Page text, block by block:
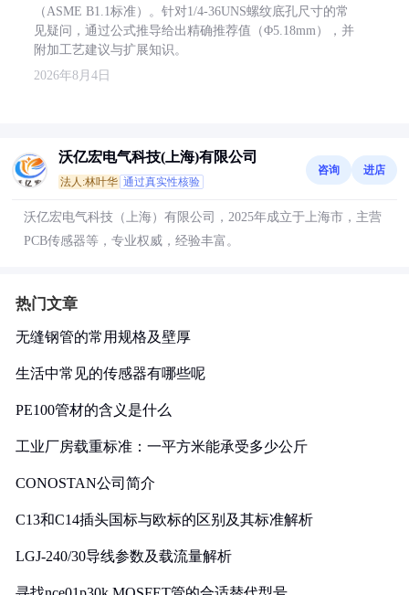
（ASME B1.1标准）。针对1/4-36UNS螺纹底孔尺寸的常
见疑问，通过公式推导给出精确推荐值（Φ5.18mm），并
附加工艺建议与扩展知识。
2026年8月4日
沃亿宏电气科技(上海)有限公司
法人:林叶华 通过真实性核验
咨询 进店
沃亿宏电气科技（上海）有限公司，2025年成立于上海市，主营
PCB传感器等，专业权威，经验丰富。
热门文章
无缝钢管的常用规格及壁厚
生活中常见的传感器有哪些呢
PE100管材的含义是什么
工业厂房载重标准：一平方米能承受多少公斤
CONOSTAN公司简介
C13和C14插头国标与欧标的区别及其标准解析
LGJ-240/30导线参数及载流量解析